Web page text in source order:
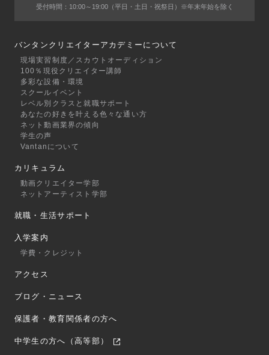
受付時間：10:00～19:00（平日・土日・祝祭日） ※年末年始を除く
バンタンクリエイターアカデミーについて
現場実習制度／スカウトオーディション
100％現役クリエイター講師
多彩な設備・環境
スクールイベント
レベル別クラスと就職サポート
あなたの好きを叶える⾊々な通い⽅
ネット動画業界の傾向
学生の声
Vantanについて
カリキュラム
動画クリエイター学部
ネットアーティスト学部
就職・生活サポート
入学案内
学費・クレジット
アクセス
ブログ・ニュース
保護者・教育関係者の方へ
中学生の方へ（高等部）